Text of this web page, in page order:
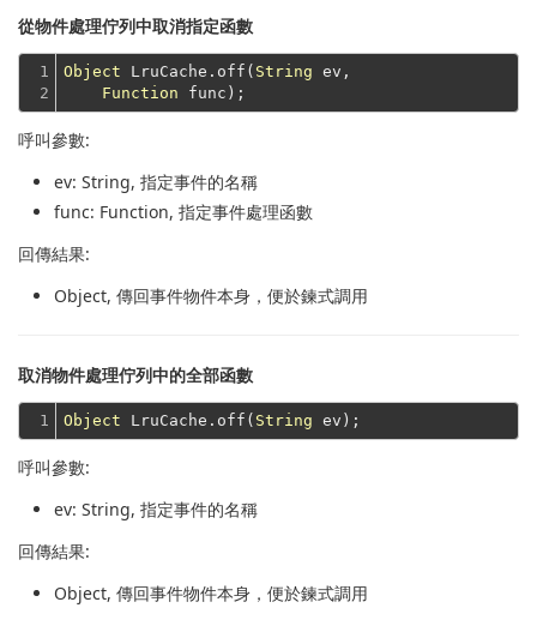
從物件處理佇列中取消指定函數
1
2
Object LruCache.off( String ev,
Function
呼叫參數:
ev: String, 指定事件的名稱
func: Function, 指定事件處理函數
回傳結果:
Object, 傳回事件物件本身，便於鍊式調用
取消物件處理佇列中的全部函數
1 Object LruCache.off( String
呼叫參數:
ev: String, 指定事件的名稱
回傳結果:
Object, 傳回事件物件本身，便於鍊式調用